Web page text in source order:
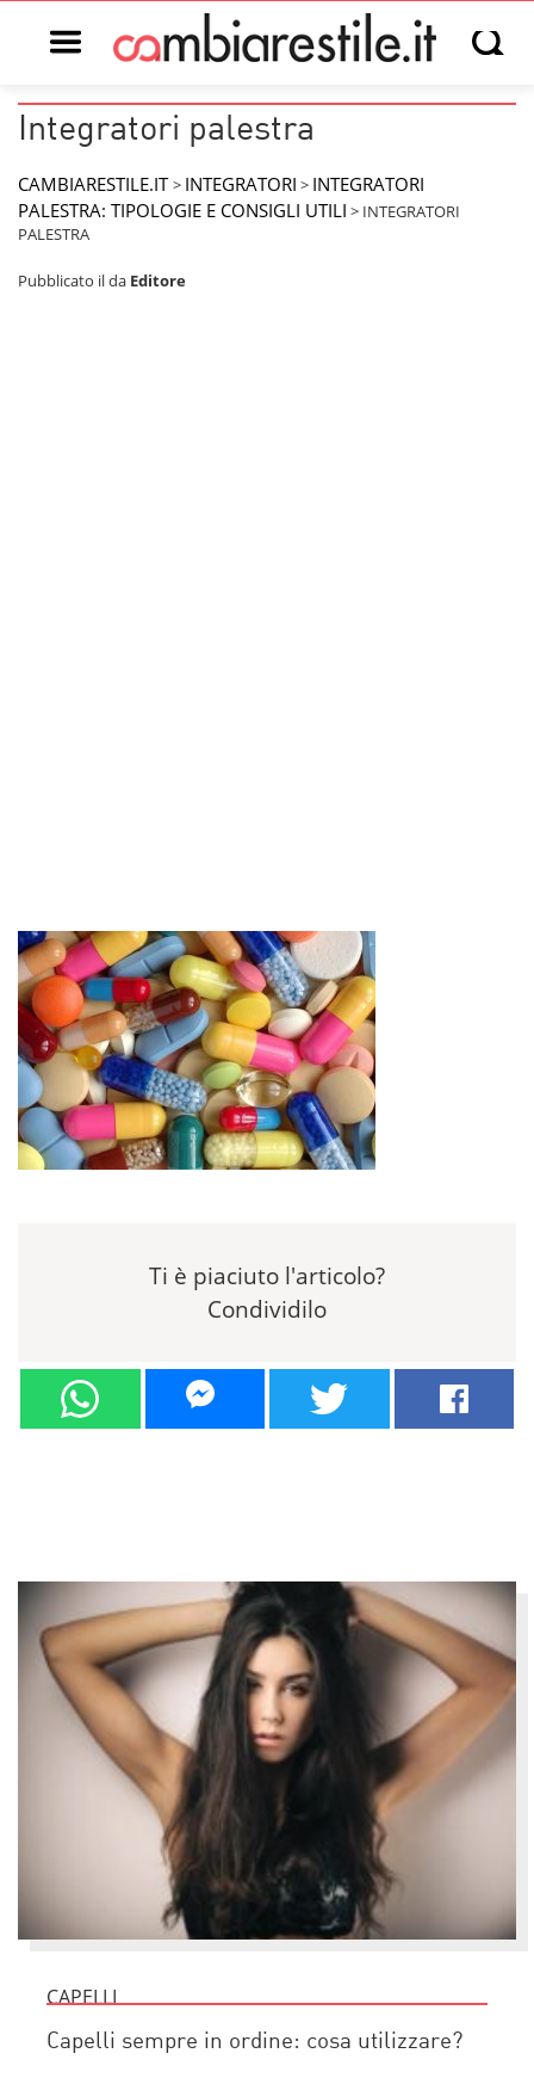
Open main menu Open
Integratori palestra
CAMBIARESTILE.IT > INTEGRATORI > INTEGRATORI
PALESTRA: TIPOLOGIE E CONSIGLI UTILI > INTEGRATORI
PALESTRA
Pubblicato ilda Editore
Ti è piaciuto l'articolo?
Condividilo
CAPELLI
Capelli sempre in ordine: cosa utilizzare?